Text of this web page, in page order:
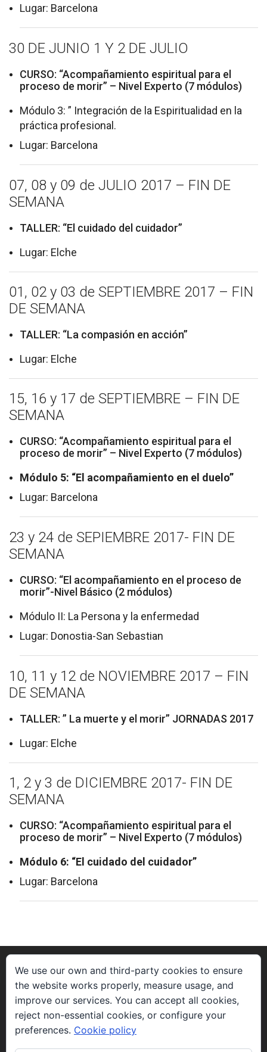
Lugar: Barcelona
30 DE JUNIO 1 Y 2 DE JULIO
CURSO: “Acompañamiento espiritual para el
proceso de morir” – Nivel Experto (7 módulos)
Módulo 3: ” Integración de la Espiritualidad en la
práctica profesional.
Lugar: Barcelona
07, 08 y 09 de JULIO 2017 – FIN DE
SEMANA
TALLER: “El cuidado del cuidador”
Lugar: Elche
01, 02 y 03 de SEPTIEMBRE 2017 – FIN
DE SEMANA
TALLER: “La compasión en acción”
Lugar: Elche
15, 16 y 17 de SEPTIEMBRE – FIN DE
SEMANA
CURSO: “Acompañamiento espiritual para el
proceso de morir” – Nivel Experto (7 módulos)
Módulo 5: “El acompañamiento en el duelo”
Lugar: Barcelona
23 y 24 de SEPIEMBRE 2017- FIN DE
SEMANA
CURSO: “El acompañamiento en el proceso de
morir”-Nivel Básico (2 módulos)
Módulo II: La Persona y la enfermedad
Lugar: Donostia-San Sebastian
10, 11 y 12 de NOVIEMBRE 2017 – FIN
DE SEMANA
TALLER: ” La muerte y el morir” JORNADAS 2017
Lugar: Elche
1, 2 y 3 de DICIEMBRE 2017- FIN DE
SEMANA
CURSO: “Acompañamiento espiritual para el
proceso de morir” – Nivel Experto (7 módulos)
Módulo 6: “El cuidado del cuidador”
Lugar: Barcelona
VINYANA
Vinyana’s mission is to attend to the spiritual aspects
related to the process of dying.
We use our own and third-party cookies to ensure
the website works properly, measure usage, and
improve our services. You can accept all cookies,
reject non-essential cookies, or configure your
preferences. Cookie policy